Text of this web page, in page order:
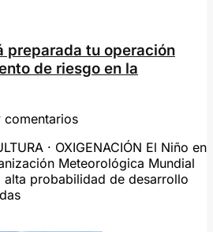
preparada tu operación
de riesgo en la
comentarios
· OXIGENACIÓN El Niño en
Meteorológica Mundial
probabilidad de desarrollo